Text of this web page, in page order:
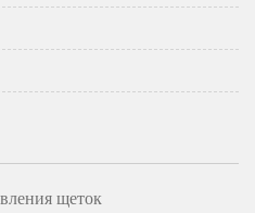
щеток